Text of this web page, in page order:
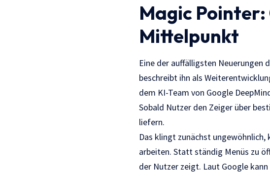
Magic
Mittelpunkt
Eine der auffälligsten Neuerungen
beschreibt ihn als
dem KI-Team von Google
Sobald Nutzer den Zeiger über
liefern.
Das klingt zunächst
arbeiten. Statt ständig Menüs zu
der Nutzer zeigt. Laut Google